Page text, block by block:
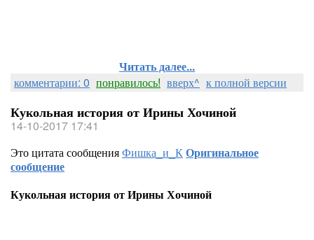
Читать далее...
комментарии: 0 понравилось! вверх^ к полной версии
Кукольная история от Ирины Хочиной
14-10-2017 17:41
Это цитата сообщенияФишка_и_КОригинальное
сообщение
Кукольная история от Ирины Хочиной